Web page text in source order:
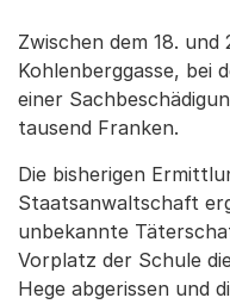
Zwischen dem 18. und
Kohlenberggasse, bei
einer
tausend Franken.
Die bisherigen
Staatsanwaltschaft
unbekannte
Vorplatz der Schule
Hege abgerissen und